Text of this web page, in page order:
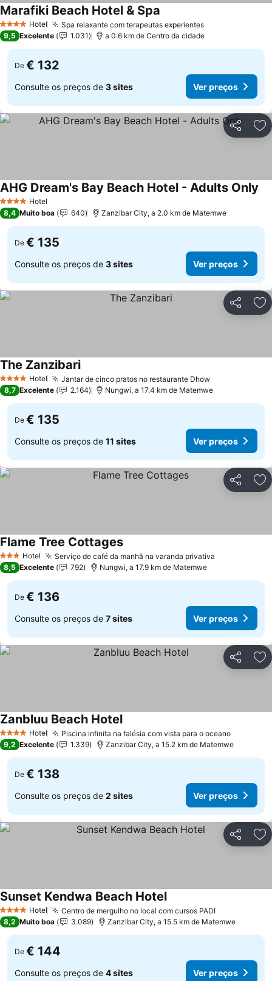
4 EstrelasHotel Spa relaxante com terapeutas experientesVer preços
Marafiki Beach Hotel & Spa
9,5 Excelente 1.031 a 0.6 km de Centro da cidade
De € 132
Consulte os preços de 3 sites Ver preços
Partilhar
4 EstrelasHotel
AHG Dream's Bay Beach Hotel - Adults Only
8,4 Muito boa 640 Zanzibar City, a 2.0 km de Matemwe
De € 135
Consulte os preços de 3 sites Ver preços
Partilhar
4 EstrelasHotel Jantar de cinco pratos no restaurante DhowVer preços
The ZanzibariVer preços
8,7 Excelente 2.164 Nungwi, a 17.4 km de Matemwe
De € 135
Consulte os preços de 11 sites Ver preços
Partilhar
3 EstrelasHotel Serviço de café da manhã na varanda privativa
Flame Tree CottagesVer preços
8,5 Excelente 792 Nungwi, a 17.9 km de Matemwe
De € 136
Consulte os preços de 7 sites Ver preços
Partilhar
4 EstrelasHotel Piscina infinita na falésia com vista para o oceanoVer
Zanbluu Beach HotelVer preços
9,2 Excelente 1.339 Zanzibar City, a 15.2 km de Matemwe
De € 138
Consulte os preços de 2 sites Ver preços
Partilhar
4 EstrelasHotel Centro de mergulho no local com cursos PADIVer preços
Sunset Kendwa Beach HotelVer preços
8,2 Muito boa 3.089 Zanzibar City, a 15.5 km de Matemwe
De € 144
Consulte os preços de 4 sites Ver preços